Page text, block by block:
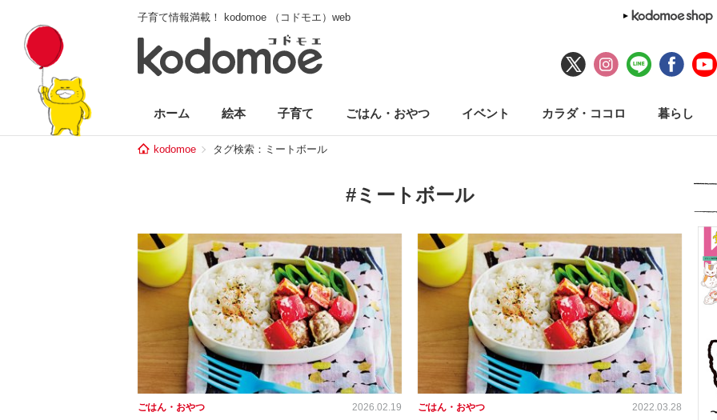
子育て情報満載！ kodomoe （コドモエ）web
ホーム 絵本 子育て ごはん・おやつ イベント カラダ・ココロ 暮らし
kodomoe タグ検索：ミートボール
#ミートボール
ごはん・おやつ 2026.02.19 ごはん・おやつ 2022.03.28